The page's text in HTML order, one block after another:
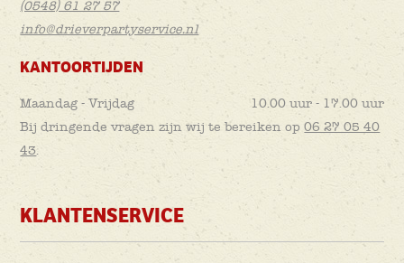
(0548) 61 27 57
info@drieverpartyservice.nl
KANTOORTIJDEN
Maandag - Vrijdag
10.00 uur - 17.00 uur
Bij dringende vragen zijn wij te bereiken op06 27 05 40
43.
KLANTENSERVICE